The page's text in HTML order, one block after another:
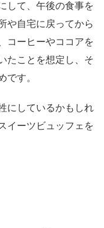
して、午後の食事を
や自宅に戻ってから
コーヒーやココアを
たことを想定し、そ
です。
にしているかもしれ
イーツビュッフェを